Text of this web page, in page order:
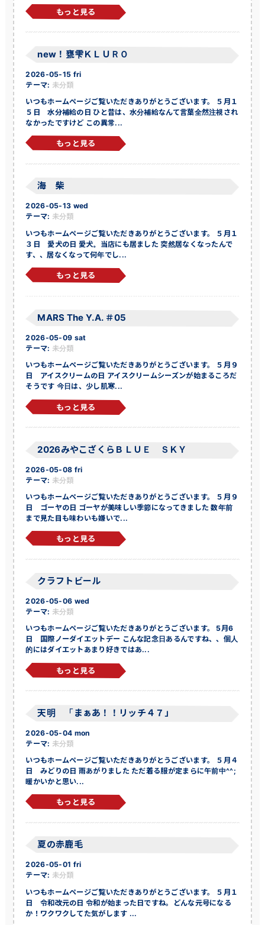
もっと見る
new！甕雫ＫＬＵＲＯ
2026-05-15 fri
テーマ: 未分類
いつもホームページご覧いただきありがとうございます。 ５月１
５日 水分補給の日 ひと昔は、水分補給なんて言葉全然注視され
なかったですけど この異常...
もっと見る
海 柴
2026-05-13 wed
テーマ: 未分類
いつもホームページご覧いただきありがとうございます。 ５月１
３日 愛犬の日 愛犬。当店にも居ました 突然居なくなったんで
す、、居なくなって何年でし...
もっと見る
MARS The Y.A. ＃05
2026-05-09 sat
テーマ: 未分類
いつもホームページご覧いただきありがとうございます。 ５月９
日 アイスクリームの日 アイスクリームシーズンが始まるころだ
そうです 今日は、少し肌寒...
もっと見る
2026みやこざくらＢＬＵＥ ＳＫＹ
2026-05-08 fri
テーマ: 未分類
いつもホームページご覧いただきありがとうございます。 ５月９
日 ゴーヤの日 ゴーヤが美味しい季節になってきました 数年前
まで見た目も味わいも嫌いで...
もっと見る
クラフトビール
2026-05-06 wed
テーマ: 未分類
いつもホームページご覧いただきありがとうございます。 5月6
日 国際ノーダイエットデー こんな記念日あるんですね、、個人
的にはダイエットあまり好きではあ...
もっと見る
天明 「まぁあ！！リッチ４７」
2026-05-04 mon
テーマ: 未分類
いつもホームページご覧いただきありがとうございます。 ５月４
日 みどりの日 雨あがりました ただ着る服が定まらに午前中^^;
暖かいかと思い...
もっと見る
夏の赤鹿毛
2026-05-01 fri
テーマ: 未分類
いつもホームページご覧いただきありがとうございます。 ５月１
日 令和改元の日 令和が始まった日ですね。どんな元号になる
か！ワクワクしてた気がします ...